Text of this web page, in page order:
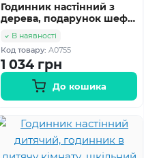
Годинник настінний з
дерева, подарунок шефу,
подарунок директору,
подарунок босу HWD-
A0755
В наявності
Код товару: A0755
1 034 грн
До кошика